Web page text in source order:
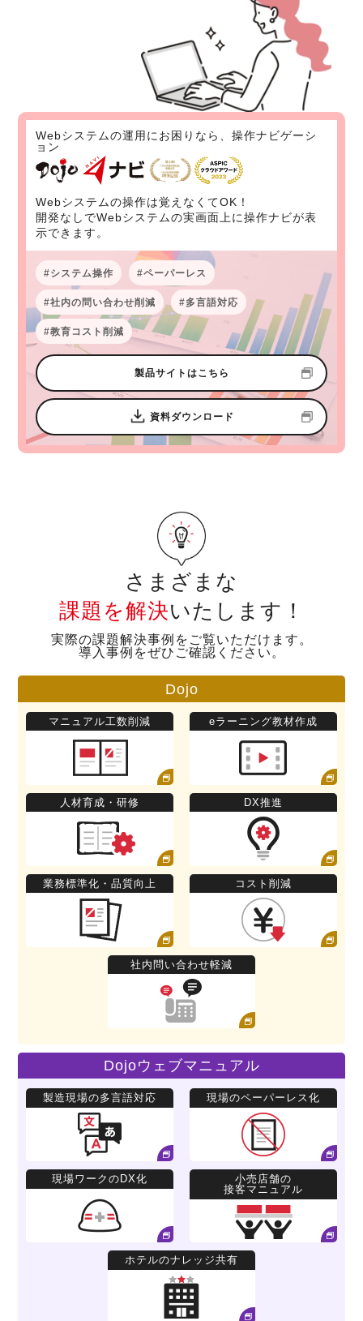
Webシステムの運用にお困りなら、操作ナビゲーシ
ョン
Webシステムの操作は覚えなくてOK！
開発なしでWebシステムの実画面上に操作ナビが表
示できます。
システム操作 ペーパーレス
社内の問い合わせ削減 多言語対応
教育コスト削減
製品サイトはこちら
資料ダウンロード
さまざまな
課題を解決いたします！
実際の課題解決事例をご覧いただけます。
導入事例をぜひご確認ください。
Dojo
マニュアル工数削減 eラーニング教材作成
人材育成・研修 DX推進
業務標準化・品質向上 コスト削減
社内問い合わせ軽減
Dojoウェブマニュアル
製造現場の多言語対応 現場のペーパーレス化
現場ワークのDX化
小売店舗の
接客マニュアル
ホテルのナレッジ共有